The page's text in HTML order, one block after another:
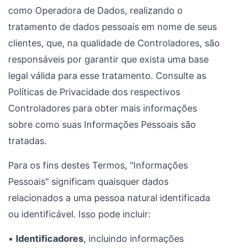
como Operadora de Dados, realizando o
tratamento de dados pessoais em nome de seus
clientes, que, na qualidade de Controladores, são
responsáveis por garantir que exista uma base
legal válida para esse tratamento. Consulte as
Políticas de Privacidade dos respectivos
Controladores para obter mais informações
sobre como suas Informações Pessoais são
tratadas.
Para os fins destes Termos, "Informações
Pessoais" significam quaisquer dados
relacionados a uma pessoa natural identificada
ou identificável. Isso pode incluir:
• Identificadores, incluindo informações